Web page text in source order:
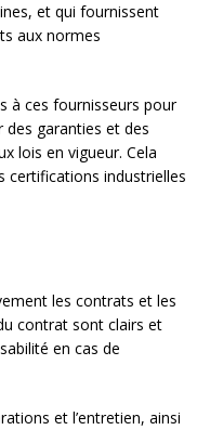
et qui fournissent
aux normes
à ces fournisseurs pour
des garanties et des
lois en vigueur. Cela
certifications industrielles
les contrats et les
contrat sont clairs et
en cas de
et l’entretien, ainsi